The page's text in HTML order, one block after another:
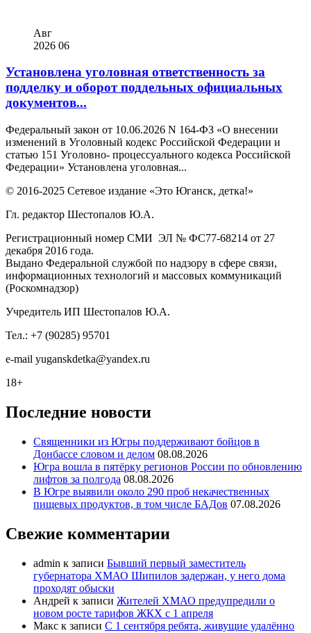
Авг
2026 06
Установлена уголовная ответственность за
подделку и оборот поддельных официальных
документов...
Федеральный закон от 10.06.2026 N 164-ФЗ «О внесении
изменений в Уголовный кодекс Российской Федерации и
статью 151 Уголовно- процессуального кодекса Российской
Федерации» Установлена уголовная...
© 2016-2025 Сетевое издание «Это Юганск, детка!»
Гл. редактор Шестопалов Ю.А.
Регистрационный номер СМИ ЭЛ № ФС77-68214 от 27
декабря 2016 года.
Выдано Федеральной службой по надзору в сфере связи,
информационных технологий и массовых коммуникаций
(Роскомнадзор)
Учредитель ИП Шестопалов Ю.А.
Тел.: +7 (90285) 95701
e-mail yuganskdetka@yandex.ru
18+
Последние новости
Священники из Югры поддерживают бойцов в
Донбассе словом и делом 08.08.2026
Югра вошла в пятёрку регионов России по обновлению
лифтов за полгода 08.08.2026
В Югре выявили около 290 проб некачественных
пищевых продуктов, в том числе БАДов 07.08.2026
Свежие комментарии
admin к записи Бывший первый заместитель
губернатора ХМАО Шипилов задержан, у него дома
проходят обыски
Андрей к записи Жителей ХМАО предупредили о
новом росте тарифов ЖКХ с 1 апреля
Макс к записи С 1 сентября ребята, живущие удалённо